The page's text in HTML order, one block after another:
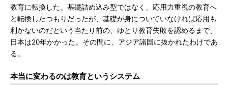
教育に転換した。基礎詰め込み型ではなく、応用力重視の教育へ
と転換したつもりだったが、基礎が身についていなければ応用も
利かないのだという当たり前の、ゆとり教育失敗を認めるまで、
日本は20年かかった。その間に、アジア諸国に抜かれたわけであ
る。
本当に変わるのは教育というシステム